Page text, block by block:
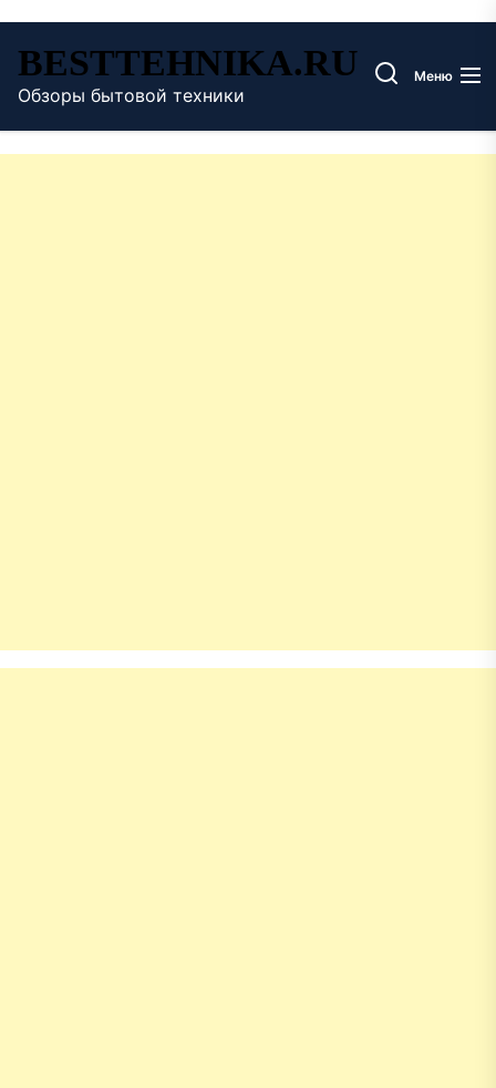
содержимому
BESTTEHNIKA.RU
Обзоры бытовой техники
Меню